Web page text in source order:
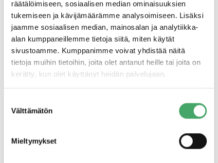
räätälöimiseen, sosiaalisen median ominaisuuksien
tukemiseen ja kävijämäärämme analysoimiseen. Lisäksi
jaamme sosiaalisen median, mainosalan ja analytiikka-
alan kumppaneillemme tietoja siitä, miten käytät
sivustoamme. Kumppanimme voivat yhdistää näitä
tietoja muihin tietoihin, joita olet antanut heille tai joita on
kerätty, kun olet käyttänyt heidän palvelujaan.
valinta
Välttämätön
Mieltymykset
Sijoitusta edeltävään toimintatapaamme kuuluu
liiketoimintasuunnitelman laatiminen yhdessä yrittäjien
kanssa. Suunnitelma laaditaan yhteisissä
työpajamuotoisissa tapaamisissa. Fasilitoimamme prosessi
on pitkälle konseptoitu, ja sen lopputulemana rakentuu
yksityiskohtaiseen ulkoiseen ja sisäiseen analyysiin sekä
liiketoimintasuunnitelma tavoitteineen. Kun prosessi
viedään läpi ennen sijoitusta, vauhtiin päästään heti
ensimmäisestä päivästä alkaen. Samalla varmistetaan
yhteisymmärrys yhtiön tulevaisuudesta ja yhteisistä